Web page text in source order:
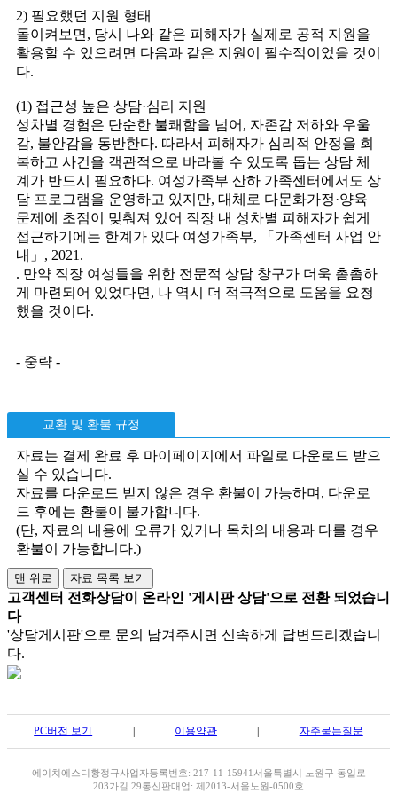
2) 필요했던 지원 형태
돌이켜보면, 당시 나와 같은 피해자가 실제로 공적 지원을
활용할 수 있으려면 다음과 같은 지원이 필수적이었을 것이
다.
(1) 접근성 높은 상담·심리 지원
성차별 경험은 단순한 불쾌함을 넘어, 자존감 저하와 우울
감, 불안감을 동반한다. 따라서 피해자가 심리적 안정을 회
복하고 사건을 객관적으로 바라볼 수 있도록 돕는 상담 체
계가 반드시 필요하다. 여성가족부 산하 가족센터에서도 상
담 프로그램을 운영하고 있지만, 대체로 다문화가정·양육
문제에 초점이 맞춰져 있어 직장 내 성차별 피해자가 쉽게
접근하기에는 한계가 있다 여성가족부, 「가족센터 사업 안
내」, 2021.
. 만약 직장 여성들을 위한 전문적 상담 창구가 더욱 촘촘하
게 마련되어 있었다면, 나 역시 더 적극적으로 도움을 요청
했을 것이다.
- 중략 -
교환 및 환불 규정
자료는 결제 완료 후 마이페이지에서 파일로 다운로드 받으
실 수 있습니다.
자료를 다운로드 받지 않은 경우 환불이 가능하며, 다운로
드 후에는 환불이 불가합니다.
(단, 자료의 내용에 오류가 있거나 목차의 내용과 다를 경우
환불이 가능합니다.)
고객센터 전화상담이 온라인 '게시판 상담'으로 전환 되었습니
다
'상담게시판'으로 문의 남겨주시면 신속하게 답변드리겠습니
다.
PC버전 보기 이용약관 자주묻는질문
에이치에스디황정규사업자등록번호: 217-11-15941 서울특별시 노원구 동일로
203가길 29통신판매업: 제2013-서울노원-0500호